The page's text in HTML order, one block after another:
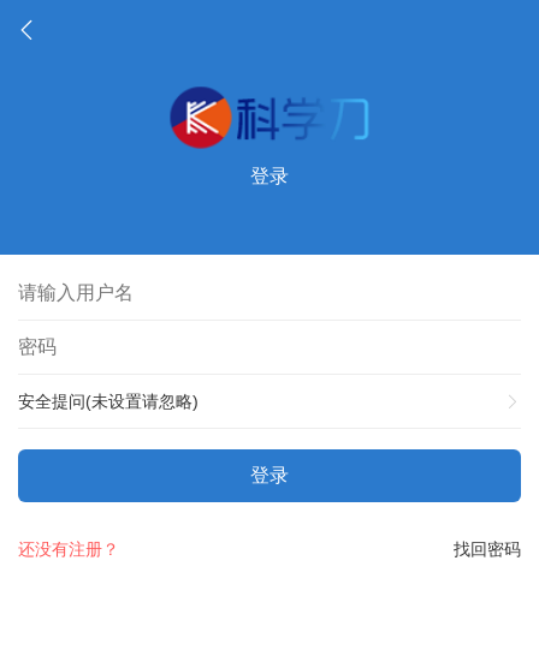
登录
安全提问(未设置请忽略)
登录
找回密码
还没有注册？